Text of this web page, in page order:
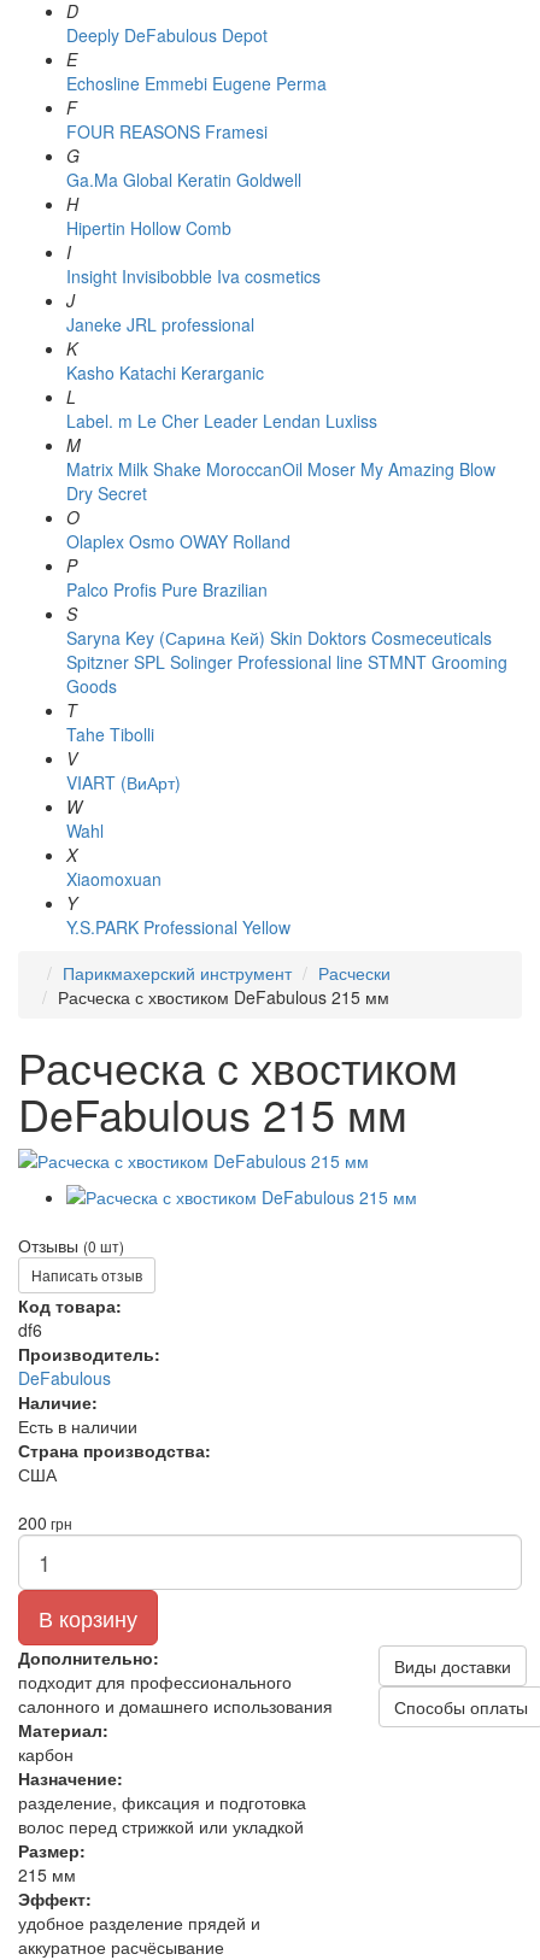
D
Deeply DeFabulous Depot
E
Echosline Emmebi Eugene Perma
F
FOUR REASONS Framesi
G
Ga.Ma Global Keratin Goldwell
H
Hipertin Hollow Comb
I
Insight Invisibobble Iva cosmetics
J
Janeke JRL professional
K
Kasho Katachi Kerarganic
L
Label. m Le Cher Leader Lendan Luxliss
M
Matrix Milk Shake MoroccanOil Moser My Amazing Blow
Dry Secret
O
Olaplex Osmo OWAY Rolland
P
Palco Profis Pure Brazilian
S
Saryna Key (Сарина Кей) Skin Doktors Cosmeceuticals
Spitzner SPL Solinger Professional line STMNT Grooming
Goods
T
Tahe Tibolli
V
VIART (ВиАрт)
W
Wahl
X
Xiaomoxuan
Y
Y.S.PARK Professional Yellow
Парикмахерский инструмент
Расчески
Расческа с хвостиком DeFabulous 215 мм
Расческа с хвостиком
DeFabulous 215 мм
Отзывы (0 шт)
Написать отзыв
Код товара:
df6
Производитель:
DeFabulous
Наличие:
Есть в наличии
Страна производства:
США
200 грн
В корзину
Дополнительно:
подходит для профессионального
салонного и домашнего использования
Материал:
карбон
Назначение:
разделение, фиксация и подготовка
волос перед стрижкой или укладкой
Размер:
215 мм
Эффект:
удобное разделение прядей и
аккуратное расчёсывание
Виды доставки
Способы оплаты